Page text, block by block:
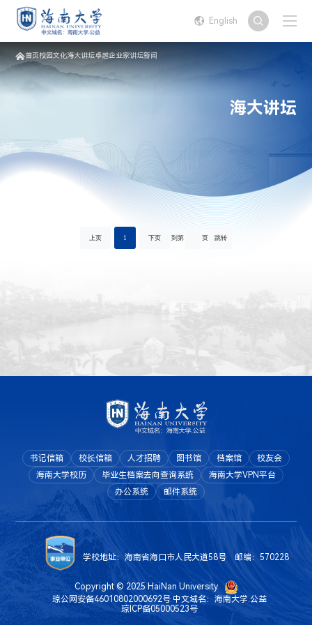
English
首页校园文化海大讲坛卓越企业家讲坛新闻
海大讲坛
上页 1 下页 到第 页 跳转
书记信箱 校长信箱 人才招聘 图书馆 档案馆
校友会
海南大学校历
毕业生档案去向查询系统
海南大学VPN平台
办公系统
邮件系统
学校地址：海南省海口市人民大道58号 邮编：570228
Copyright © 2025 HaiNan University
琼公网安备46010802000692号 中文域名：海南大学.公益
琼ICP备05000523号